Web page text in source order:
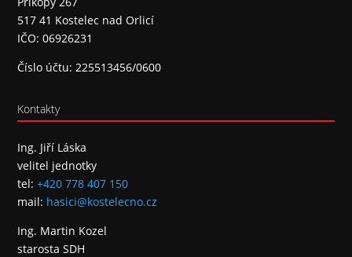
517 41 Kostelec nad Orlicí
IČO: 06926231
Číslo účtu: 225513456/0600
Kontakty
Ing. Jiří Láska
velitel jednotky
tel:+420 778 407 150
mail: hasici@kostelecno.cz
Ing. Martin Kozel
starosta SDH